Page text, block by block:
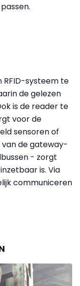
RFID-systeem te
de gelezen
is de reader te
voor de
sensoren of
de gateway-
- zorgt
is. Via
communiceren